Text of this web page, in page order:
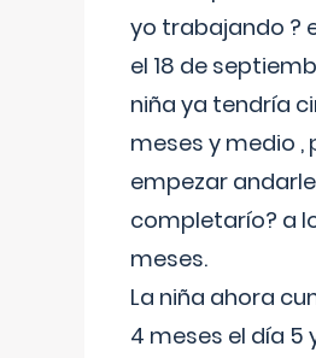
yo trabajando ?
el 18 de
niña ya tendría
meses y medio ,
empezar
completarío? a
meses.
La niña ahora
4 meses el día 5